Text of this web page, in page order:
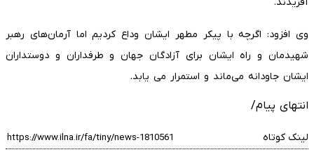
وی افزود: اگرچه با پیکر مطهر ایشان وداع کردیم اما آرمان‌های رهبر
شهیدمان و راه ایشان برای آزادگان جهان و طرفداران و دوستداران
ایشان جاودانه می‌ماند و استمرار می یابد.
انتهای پیام/
لینک کوتاه